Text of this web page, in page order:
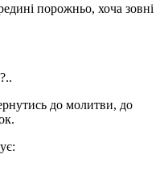
порожньо, хоча зовні
до молитви, до